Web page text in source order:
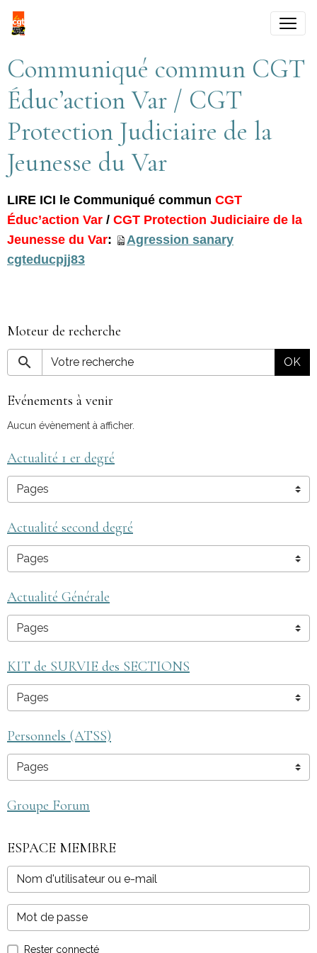
Communiqué commun CGT
Éduc’action Var / CGT
Protection Judiciaire de la
Jeunesse du Var
LIRE ICI le Communiqué commun CGT
Éduc’action Var / CGT Protection Judiciaire de la
Jeunesse du Var:
Agression sanary
cgteducpjj83
Moteur de recherche
OK
Evénements à venir
Aucun évènement à afficher.
Actualité 1 er degré
Actualité second degré
Actualité Générale
KIT de SURVIE des SECTIONS
Personnels (ATSS)
Groupe Forum
ESPACE MEMBRE
Rester connecté